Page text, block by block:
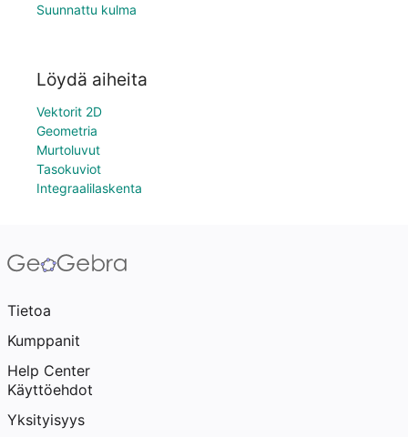
Suunnattu kulma
Löydä aiheita
Vektorit 2D
Geometria
Murtoluvut
Tasokuviot
Integraalilaskenta
Tietoa
Kumppanit
Help Center
Käyttöehdot
Yksityisyys